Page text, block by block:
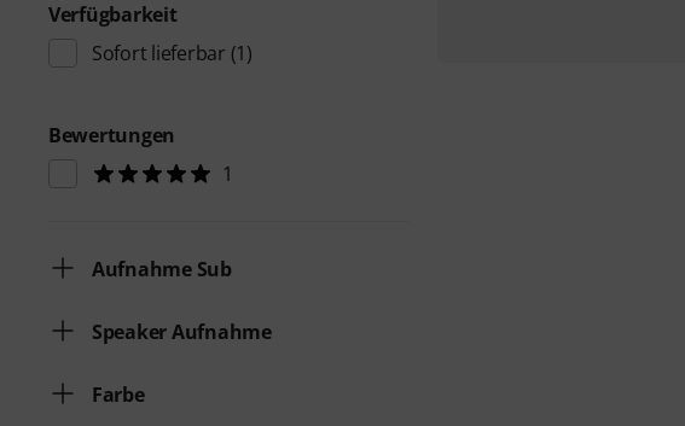
Verfügbarkeit
Sofort lieferbar (1)
Bewertungen
1
Aufnahme Sub
Speaker Aufnahme
Farbe